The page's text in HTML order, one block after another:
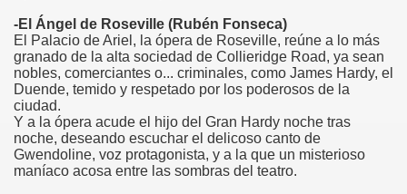
-El Ángel de Roseville (Rubén Fonseca)
El Palacio de Ariel, la ópera de Roseville, reúne a lo más
granado de la alta sociedad de Collieridge Road, ya sean
nobles, comerciantes o... criminales, como James Hardy, el
Duende, temido y respetado por los poderosos de la
ciudad.
Y a la ópera acude el hijo del Gran Hardy noche tras
noche, deseando escuchar el delicoso canto de
Gwendoline, voz protagonista, y a la que un misterioso
maníaco acosa entre las sombras del teatro.